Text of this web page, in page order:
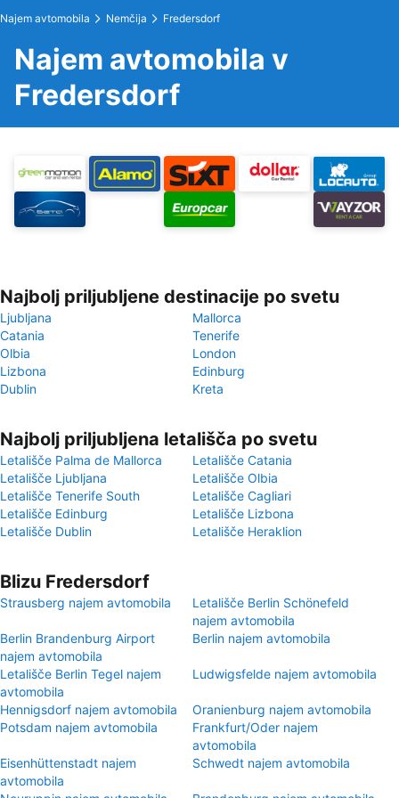
Najem avtomobila Nemčija Fredersdorf
Najem avtomobila v
Fredersdorf
Najbolj priljubljene destinacije po svetu
Ljubljana
Mallorca
Catania
Tenerife
Olbia
London
Lizbona
Edinburg
Dublin
Kreta
Najbolj priljubljena letališča po svetu
Letališče Palma de Mallorca
Letališče Catania
Letališče Ljubljana
Letališče Olbia
Letališče Tenerife South
Letališče Cagliari
Letališče Edinburg
Letališče Lizbona
Letališče Dublin
Letališče Heraklion
Blizu Fredersdorf
Strausberg najem avtomobila
Letališče Berlin Schönefeld
najem avtomobila
Berlin Brandenburg Airport
najem avtomobila
Berlin najem avtomobila
Letališče Berlin Tegel najem
avtomobila
Ludwigsfelde najem avtomobila
Hennigsdorf najem avtomobila
Oranienburg najem avtomobila
Potsdam najem avtomobila
Frankfurt/Oder najem
avtomobila
Eisenhüttenstadt najem
avtomobila
Schwedt najem avtomobila